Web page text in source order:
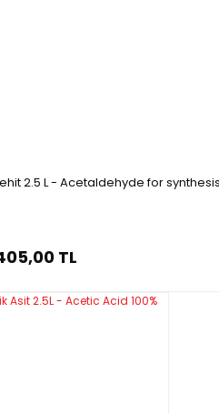
2.5 L - Acetaldehyde for
TL